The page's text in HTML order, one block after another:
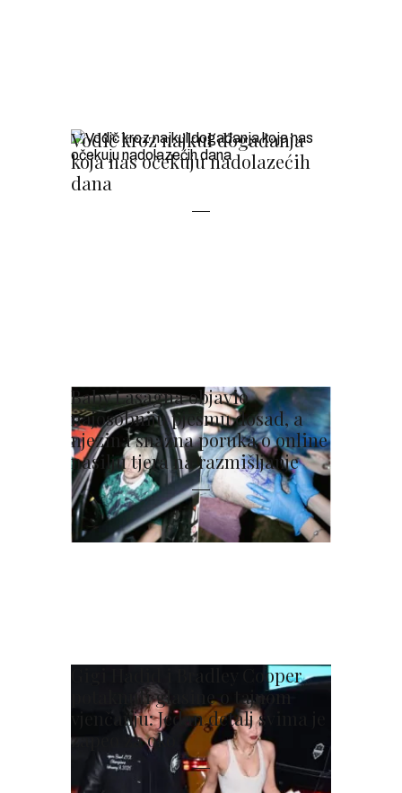
Vodič kroz najkul događanja
koja nas očekuju nadolazećih
dana
Baby Lasagna objavio
najosobniju pjesmu dosad, a
njezina snažna poruka o online
nasilju tjera na razmišljanje
Gigi Hadid i Bradley Cooper
potaknuli glasine o tajnom
vjenčanju: Jedan detalj svima je
zapeo za oko